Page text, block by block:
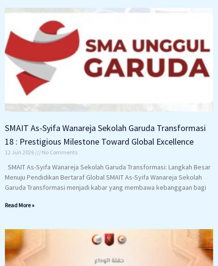
SMAIT As-Syifa Wanareja Sekolah Garuda Transformasi
18 : Prestigious Milestone Toward Global Excellence
12 Jun 2026 No Comments
SMAIT As-Syifa Wanareja Sekolah Garuda Transformasi: Langkah Besar
Menuju Pendidikan Bertaraf Global SMAIT As-Syifa Wanareja Sekolah
Garuda Transformasi menjadi kabar yang membawa kebanggaan bagi
Read More »